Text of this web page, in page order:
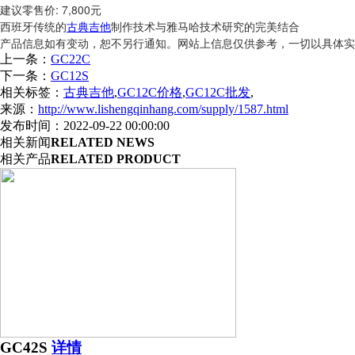
建议零售价: 7,800元
西班牙传统的古典吉他制作技术与雅马哈技术研究的完美结合
产品信息如有变动，恕不另行通知。网站上信息仅供参考，一切以具体
上一条： GC22C
下一条： GC12S
相关标签： 古典吉他,GC12C价格,GC12C批发,
来源： http://www.lishengqinhang.com/supply/1587.html
发布时间：2022-09-22 00:00:00
相关新闻RELATED NEWS
相关产品RELATED PRODUCT
GC42S 详情